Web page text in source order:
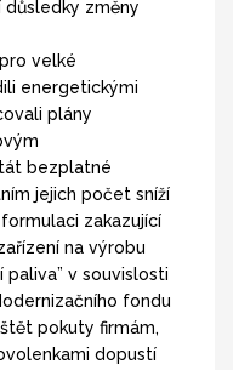
důsledky změny
velké
energetickými
plány
bezplatné
jejich počet sníží
zakazující
na výrobu
v souvislosti
fondu
pokuty firmám,
dopustí